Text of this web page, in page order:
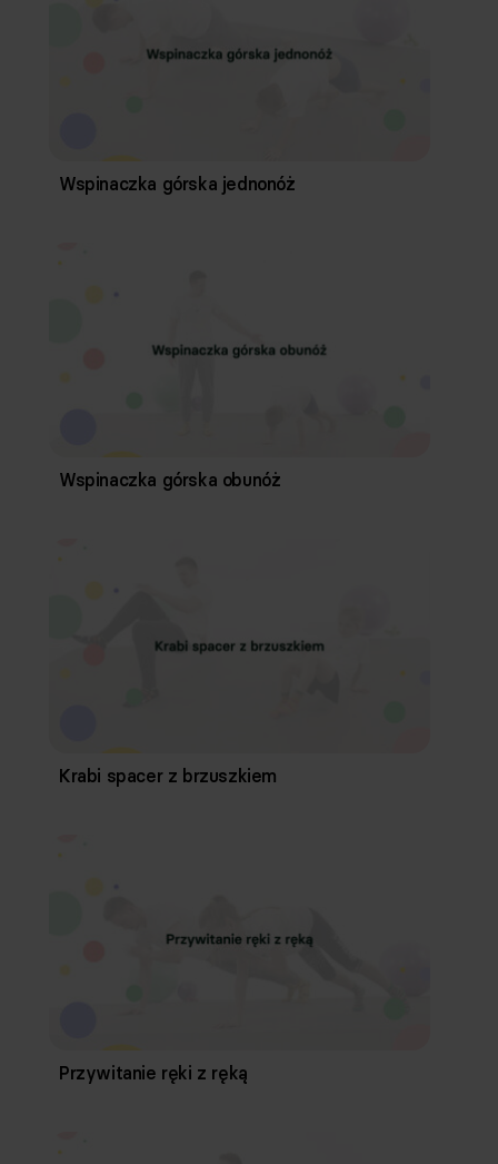
Wspinaczka górska jednonóż
Wspinaczka górska obunóż
Krabi spacer z brzuszkiem
Przywitanie ręki z ręką